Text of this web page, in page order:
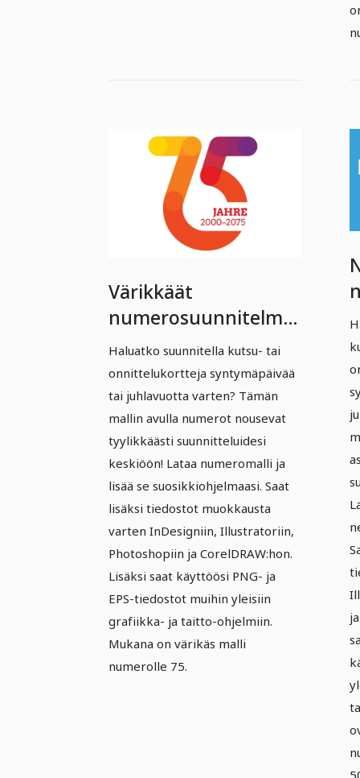
Värikkäät
numerosuunnitelmat
(75) syntymäpäivään
ja juhlaan
Haluatko suunnitella kutsu- tai
onnittelukortteja syntymäpäivää
tai juhlavuotta varten? Tämän
mallin avulla numerot nousevat
tyylikkäästi suunnitteluidesi
keskiöön! Lataa numeromalli ja
lisää se suosikkiohjelmaasi. Saat
lisäksi tiedostot muokkausta
varten InDesigniin, Illustratoriin,
Photoshopiin ja CorelDRAW:hon.
Lisäksi saat käyttöösi PNG- ja
EPS-tiedostot muihin yleisiin
grafiikka- ja taitto-ohjelmiin.
Mukana on värikäs malli
numerolle 75.